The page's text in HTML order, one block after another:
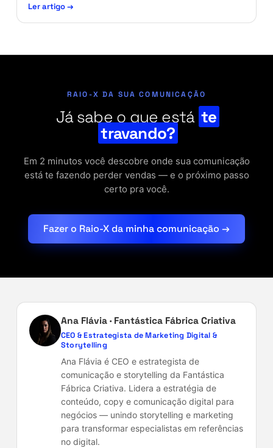
Ler artigo →
RAIO-X DA SUA COMUNICAÇÃO
Já sabe o que está te
travando?
Em 2 minutos você descobre onde sua comunicação
está te fazendo perder vendas — e o próximo passo
certo pra você.
Fazer o Raio-X da minha comunicação →
Ana Flávia · Fantástica Fábrica Criativa
CEO & Estrategista de Marketing Digital &
Storytelling
Ana Flávia é CEO e estrategista de
comunicação e storytelling da Fantástica
Fábrica Criativa. Lidera a estratégia de
conteúdo, copy e comunicação digital para
negócios — unindo storytelling e marketing
para transformar especialistas em referências
no digital.